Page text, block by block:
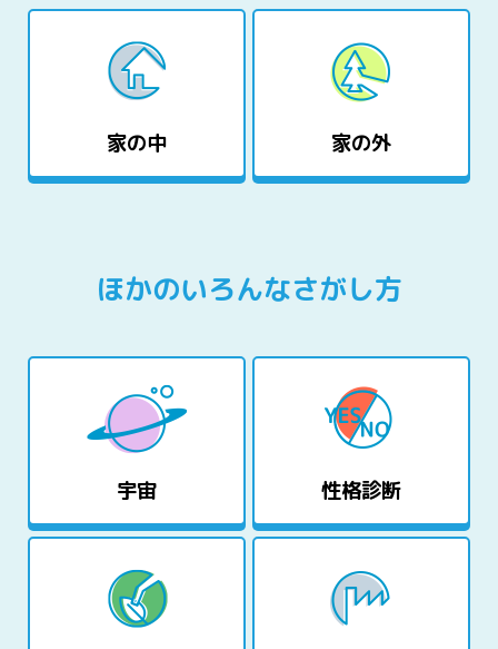
家の中 家の外
ほかのいろんなさがし方
宇宙 性格診断